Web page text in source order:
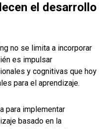
el desarrollo
no se limita a incorporar
es impulsar
y cognitivas que hoy
para el aprendizaje.
para implementar
basado en la